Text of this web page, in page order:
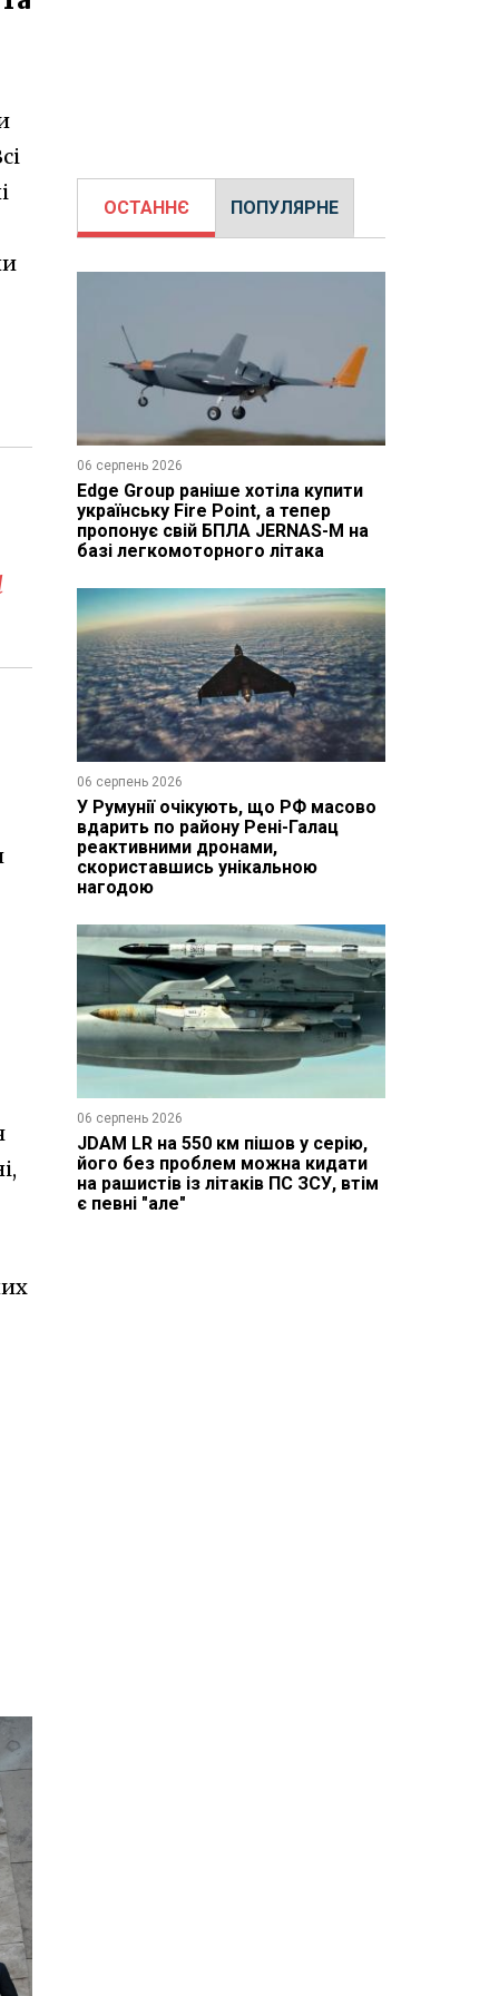
ОСТАННЄ ПОПУЛЯРНЕ
06 серпень 2026
Edge Group раніше хотіла купити
українську Fire Point, а тепер
пропонує свій БПЛА JERNAS-M на
базі легкомоторного літака
06 серпень 2026
У Румунії очікують, що РФ масово
вдарить по району Рені-Галац
реактивними дронами,
скориставшись унікальною
нагодою
06 серпень 2026
JDAM LR на 550 км пішов у серію,
його без проблем можна кидати
на рашистів із літаків ПС ЗСУ, втім
є певні "але"